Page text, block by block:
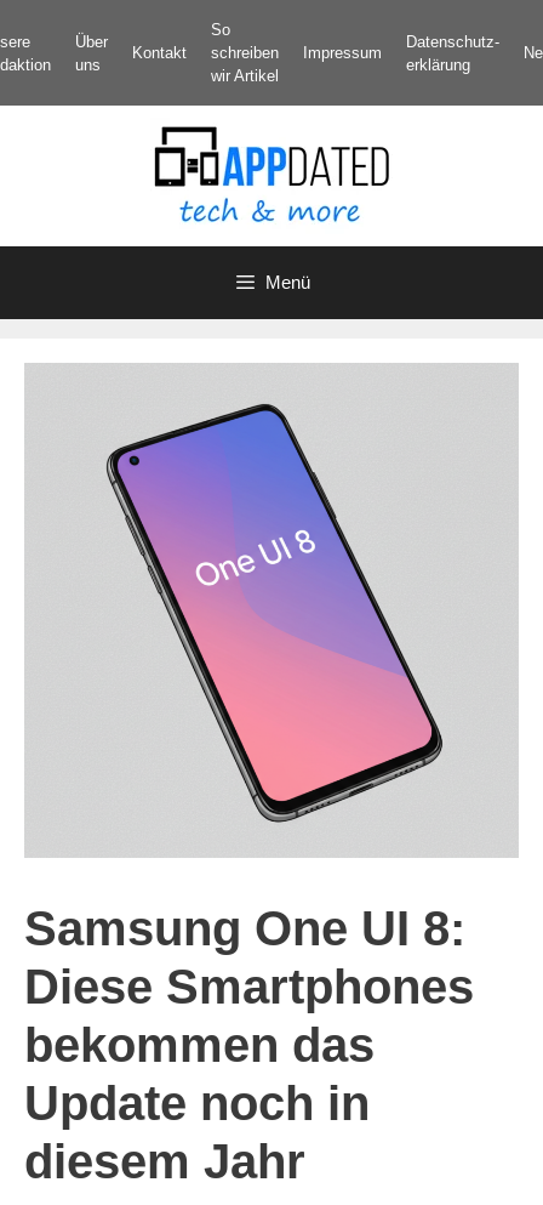
Inhalt
springen
Über
uns
Kontakt
So
schreiben
wir Artikel
Impressum
Datenschutz­
erklärung
Menü
Samsung One UI 8:
Diese Smartphones
bekommen das
Update noch in
diesem Jahr